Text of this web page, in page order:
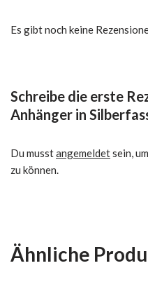
Es gibt noch keine
Schreibe die erste
Anhänger in
Du musstangemeldetsein,
zu können.
Ähnliche